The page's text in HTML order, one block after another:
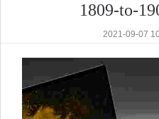
1809-to-
2021-09-07